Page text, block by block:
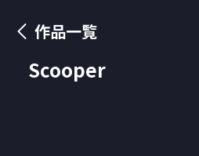
作品一覧
Scooper